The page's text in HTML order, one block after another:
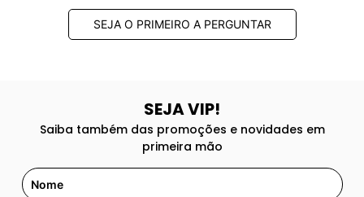
SEJA O PRIMEIRO A PERGUNTAR
SEJA VIP!
Saiba também das promoções e novidades em
primeira mão